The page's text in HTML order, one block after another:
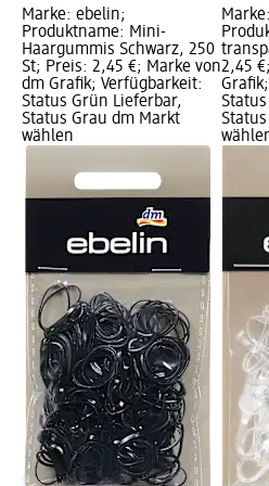
Marke: ebelin;
Produktname: Mini-
Haargummis Schwarz, 250
St; Preis: 2,45 €; Marke von
dm Grafik; Verfügbarkeit:
Status Grün Lieferbar,
Status Grau dm Markt
wählen
2,45